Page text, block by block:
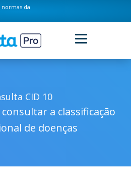
da
CID 10
a classificação
de doenças